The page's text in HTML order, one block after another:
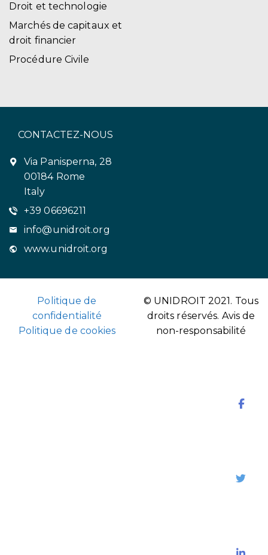
Droit et technologie
Marchés de capitaux et
droit financier
Procédure Civile
CONTACTEZ-NOUS
Via Panisperna, 28
00184 Rome
Italy
+39 06696211
info@unidroit.org
www.unidroit.org
Politique de
confidentialité
Politique de cookies
© UNIDROIT 2021. Tous
droits réservés. Avis de
non-responsabilité